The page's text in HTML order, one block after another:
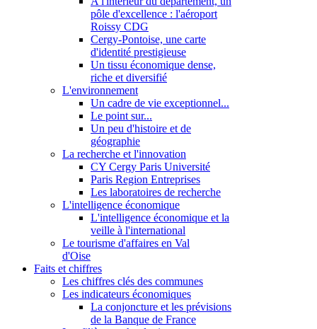
pôle d'excellence : l'aéroport
Roissy CDG
Cergy-Pontoise, une carte
d'identité prestigieuse
Un tissu économique dense,
riche et diversifié
L'environnement
Un cadre de vie exceptionnel...
Le point sur...
Un peu d'histoire et de
géographie
La recherche et l'innovation
CY Cergy Paris Université
Paris Region Entreprises
Les laboratoires de recherche
L'intelligence économique
L'intelligence économique et la
veille à l'international
Le tourisme d'affaires en Val
d'Oise
Faits et chiffres
Les chiffres clés des communes
Les indicateurs économiques
La conjoncture et les prévisions
de la Banque de France